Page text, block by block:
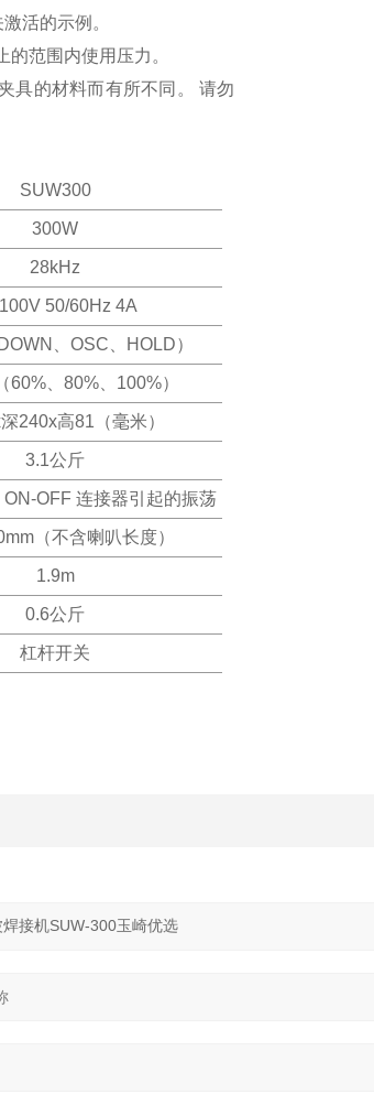
活的示例。
范围内使用压力。
具的材料而有所不同。 请勿
SUW300
300W
28kHz
50/60Hz 4A
、OSC、HOLD）
60%、80%、100%）
240x高81（毫米）
3.1公斤
OFF 连接器引起的振荡
（不含喇叭长度）
1.9m
0.6公斤
杠杆开关